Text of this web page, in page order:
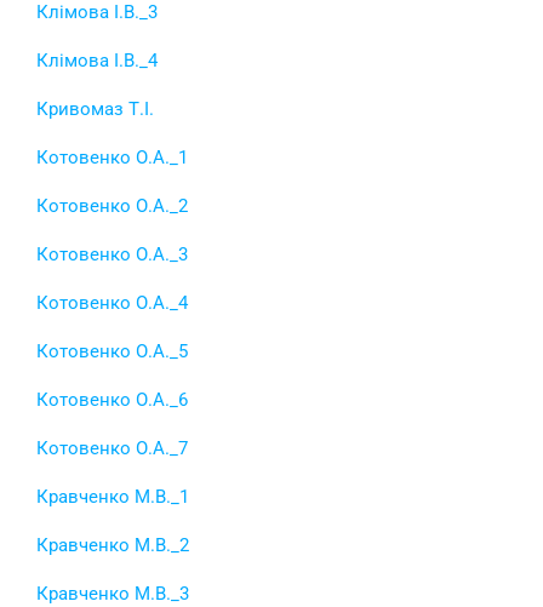
Клімова І.В._3
Клімова І.В._4
Кривомаз Т.І.
Котовенко О.А._1
Котовенко О.А._2
Котовенко О.А._3
Котовенко О.А._4
Котовенко О.А._5
Котовенко О.А._6
Котовенко О.А._7
Кравченко М.В._1
Кравченко М.В._2
Кравченко М.В._3